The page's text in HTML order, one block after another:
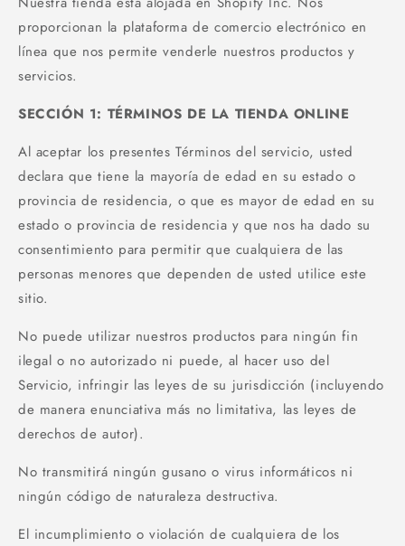
proporcionan la plataforma de comercio electrónico en
línea que nos permite venderle nuestros productos y
servicios.
SECCIÓN 1: TÉRMINOS DE LA TIENDA ONLINE
Al aceptar los presentes Términos del servicio, usted
declara que tiene la mayoría de edad en su estado o
provincia de residencia, o que es mayor de edad en su
estado o provincia de residencia y que nos ha dado su
consentimiento para permitir que cualquiera de las
personas menores que dependen de usted utilice este
sitio.
No puede utilizar nuestros productos para ningún fin
ilegal o no autorizado ni puede, al hacer uso del
Servicio, infringir las leyes de su jurisdicción (incluyendo
de manera enunciativa más no limitativa, las leyes de
derechos de autor).
No transmitirá ningún gusano o virus informáticos ni
ningún código de naturaleza destructiva.
El incumplimiento o violación de cualquiera de los